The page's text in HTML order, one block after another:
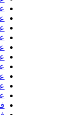
عماد
عمران
فاتح